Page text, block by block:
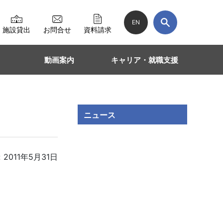
施設貸出 お問合せ 資料請求
EN
動画案内 キャリア・就職支援
2011年5月31日
ニュース